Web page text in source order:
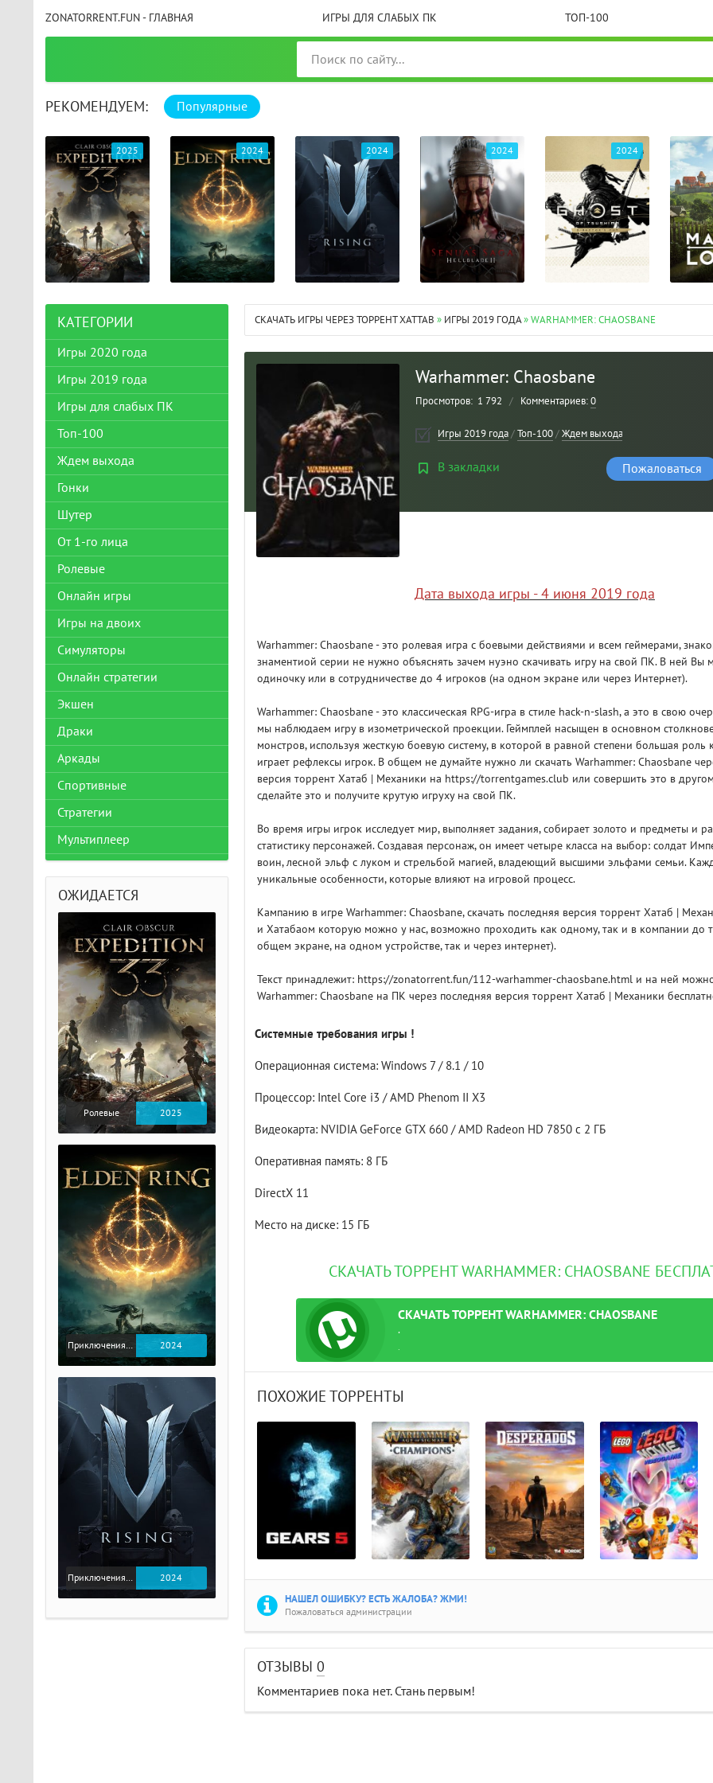
ZONATORRENT.FUN - ГЛАВНАЯ ИГРЫ ДЛЯ СЛАБЫХ ПК ТОП-100
РЕКОМЕНДУЕМ: Популярные
2024 2024 2024 2024 2024
СКАЧАТЬ ИГРЫ ЧЕРЕЗ ТОРРЕНТ XATTAB » ИГРЫ 2019 ГОДА» WARHAMMER: CHAOSBANE
Warhammer: Chaosbane
Просмотров: 1 792 / Комментариев:0
Игры 2019 года/Топ-100/Ждем выхода Игры
В закладки Пожаловаться
Дата выхода игры - 4 июня 2019 года
Warhammer: Chaosbane - это ролевая игра с боевыми действиями и всем геймерами,
знаментиой серии не нужно объяснять зачем нуэно скачивать игру на свой ПК. В ней Вы
одиночку или в сотрудничестве до 4 игроков (на одном экране или через Интернет).
Warhammer: Chaosbane - это классическая RPG-игра в стиле hack-n-slash, а это в свою
мы наблюдаем игру в изометрической проекции. Геймплей насыщен в основном
монстров, используя жесткую боевую систему, в которой в равной степени большая роль
играет рефлексы игрок. В общем не думайте нужно ли скачать Warhammer: Chaosbane
версия торрент Хатаб | Механики на https://torrentgames.club или совершить это в
сделайте это и получите крутую игруху на свой ПК.
Во время игры игрок исследует мир, выполняет задания, собирает золото и предметы и
статистику персонажей. Создавая персонаж, он имеет четыре класса на выбор: солдат
воин, лесной эльф с луком и стрельбой магией, владеющий высшими эльфами семьи.
уникальные особенности, которые влияют на игровой процесс.
Кампанию в игре Warhammer: Chaosbane, скачать последняя версия торрент Хатаб |
и Хатабаом которую можно у нас, возможно проходить как одному, так и в компании до
общем экране, на одном устройстве, так и через интернет).
Текст принадлежит: https://zonatorrent.fun/112-warhammer-chaosbane.html и на ней можно
Warhammer: Chaosbane на ПК через последняя версия торрент Хатаб | Механики
Системные требования игры !
Операционная система: Windows 7 / 8.1 / 10
Процессор: Intel Core i3 / AMD Phenom II X3
Видеокарта: NVIDIA GeForce GTX 660 / AMD Radeon HD 7850 с 2 ГБ
Оперативная память: 8 ГБ
DirectX 11
Место на диске: 15 ГБ
СКАЧАТЬ ТОРРЕНТ WARHAMMER: CHAOSBANE
СКАЧАТЬТОРРЕНТWARHAMMER: CHAOSBANE
.
.
ПОХОЖИЕ ТОРРЕНТЫ
НАШЕЛ ОШИБКУ? ЕСТЬ ЖАЛОБА? ЖМИ!
Пожаловаться администрации
ОТЗЫВЫ 0
Комментариев пока нет. Стань первым!
КАТЕГОРИИ
Игры 2020 года
Игры 2019 года
Игры для слабых ПК
Топ-100
Ждем выхода
Гонки
Шутер
От 1-го лица
Ролевые
Онлайн игры
Игры на двоих
Симуляторы
Онлайн стратегии
Экшен
Драки
Аркады
Спортивные
Стратегии
Мультиплеер
ОЖИДАЕТСЯ
Ролевые 2025
Приключения / Экшен / Ролевые 2024
Приключения / Экшен 2024
Рейтинг
3/ 5.0 65 ГБ
SHADOW OF THE ERDTREE
3.1